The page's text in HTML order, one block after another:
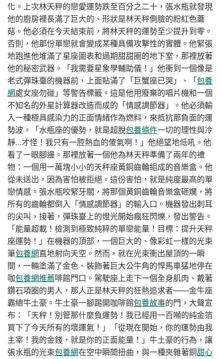
化。上次林天秤的戀愛運勢跌至百分之二十，張水瓶就發現
他的廚房裡長滿了巨大的、形狀是林天秤側臉的粉紅色蘑
菇。他必須在今天結束前，將林天秤的運勢至少提升到零。
否則，他那份單戀就會變成某種具備攻擊性的實體。他緊張
地跑進他堆滿了星座圖表和過期甜甜圈的地下室，那裡放著
他的秘密武器。「我需要星象學輔助儀！」他衝到一個像是
老式彈珠臺的機器前，上面貼滿了「巨蟹座已哭」、「 包養
網處女座勿碰」等警告標籤。這是他用廢棄的唱片機和一個
不知名的外星計算器改造而成的「情感調節器」。他必須輸
入一種極具感染力的正面情緒作為燃料，來抵抗那負面的運
勢波。「水瓶座的優勢，就是超脫包養條件一切的理性與冷
靜…才怪！我只有一腔熱血的傻氣啊！」他絕望地低吼。他
看了一眼腳邊。那裡放著一個他為林天秤準備了兩年的禮
物：一個用一萬塊小小的天秤座黃銅齒輪組成的音樂盒。他
從未送出，因為害怕被拒絕。這份害怕，就是純度最高的單
戀情感。張水瓶咬緊牙關，將那個黃銅齒輪音樂盒砸爛，將
所有的齒輪都倒入「情感調節器」的輸入口。機器發出刺耳
的尖叫，接著，彈珠臺上的燈光開始瘋狂閃爍，發出警告。
「能量超載！檢測到極致純粹的單戀能量！目標：提升天秤
座運勢！」在機器的頂部，一個巨大的、像彩虹一樣的光束
筆包養網直地射向天空。然而，就在光束衝出屋頂的一瞬
間，一輛塗滿了金色、裝飾著巨大公牛角的悍馬車猛地停在
咖包養網推薦啡館門口。駕駛座上走下一個全身肌肉、戴著
鑽石項圈的男人，那人正是林天秤的狂熱追求者——金牛座
霸總牛土豪。牛土豪一腳踢開咖啡館包養故事的門，大聲宣
布：「天秤！別管那什麼負運勢！我已經用一百噸的純金箔
買下了今天所有的壞運氣！」「從現在開始，你的運勢由我
主宰！我的金錢，就是你的正面能量！」牛土豪的行為，讓
張水瓶的光束包養網在空中瞬間扭曲，與一種夾雜著銅甜心